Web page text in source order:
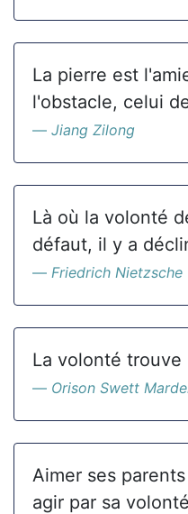
La pierre est
l'obstacle, celui
Jiang Zilong
Là où la volonté
défaut, il y a
Friedrich Nietzsche
La volonté trouve
Orison Swett
Aimer ses
agir par sa